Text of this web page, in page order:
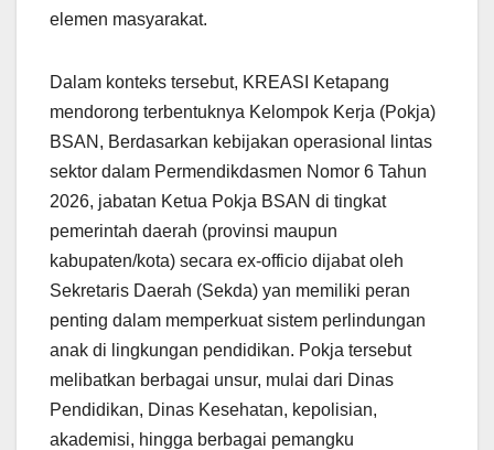
elemen masyarakat.
Dalam konteks tersebut, KREASI Ketapang
mendorong terbentuknya Kelompok Kerja (Pokja)
BSAN, Berdasarkan kebijakan operasional lintas
sektor dalam Permendikdasmen Nomor 6 Tahun
2026, jabatan Ketua Pokja BSAN di tingkat
pemerintah daerah (provinsi maupun
kabupaten/kota) secara ex-officio dijabat oleh
Sekretaris Daerah (Sekda) yan memiliki peran
penting dalam memperkuat sistem perlindungan
anak di lingkungan pendidikan. Pokja tersebut
melibatkan berbagai unsur, mulai dari Dinas
Pendidikan, Dinas Kesehatan, kepolisian,
akademisi, hingga berbagai pemangku